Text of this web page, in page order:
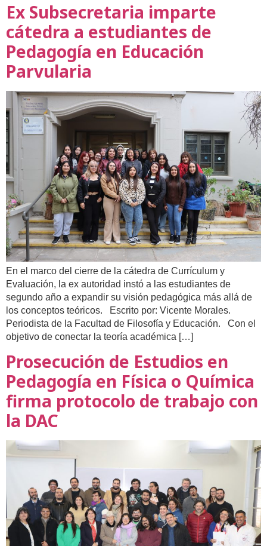
Ex Subsecretaria imparte
cátedra a estudiantes de
Pedagogía en Educación
Parvularia
En el marco del cierre de la cátedra de Currículum y
Evaluación, la ex autoridad instó a las estudiantes de
segundo año a expandir su visión pedagógica más allá de
los conceptos teóricos. Escrito por: Vicente Morales.
Periodista de la Facultad de Filosofía y Educación. Con el
objetivo de conectar la teoría académica […]
Prosecución de Estudios en
Pedagogía en Física o Química
firma protocolo de trabajo con
la DAC